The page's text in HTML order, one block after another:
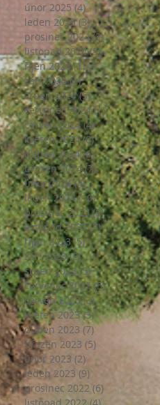
únor 2025 (4)4 příspěvky
leden 2025 (3)3 příspěvky
prosinec 2024 (3)3 příspěvky
listopad 2024 (5)5 příspěvků
říjen 2024 (1)1 příspěvek
září 2024 (2)2 příspěvky
srpen 2024 (5)5 příspěvků
červenec 2024 (1)1 příspěvek
červen 2024 (4)4 příspěvky
květen 2024 (8)8 příspěvků
duben 2024 (6)6 příspěvků
březen 2024 (7)7 příspěvků
únor 2024 (4)4 příspěvky
leden 2024 (10)10 příspěvků
prosinec 2023 (9)9 příspěvků
listopad 2023 (7)7 příspěvků
říjen 2023 (5)5 příspěvků
září 2023 (2)2 příspěvky
srpen 2023 (5)5 příspěvků
červenec 2023 (5)5 příspěvků
červen 2023 (3)3 příspěvky
květen 2023 (3)3 příspěvky
duben 2023 (7) 7 příspěvků
březen 2023 (5)
únor 2023 (2)
leden 2023 (9) 9 příspěvků
prosinec 2022 (6)